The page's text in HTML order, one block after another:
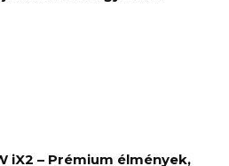
iX2 – Prémium élmények,